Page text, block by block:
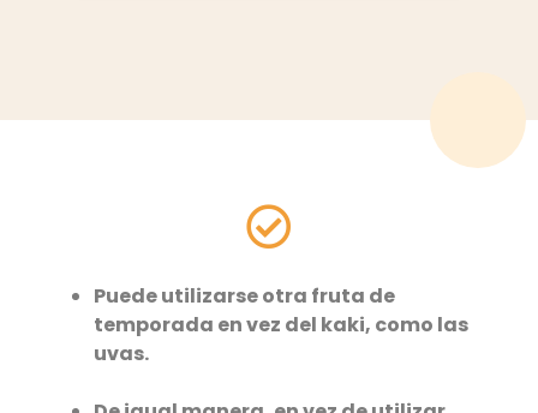
Puede utilizarse otra fruta de
temporada en vez del kaki, como las
uvas.